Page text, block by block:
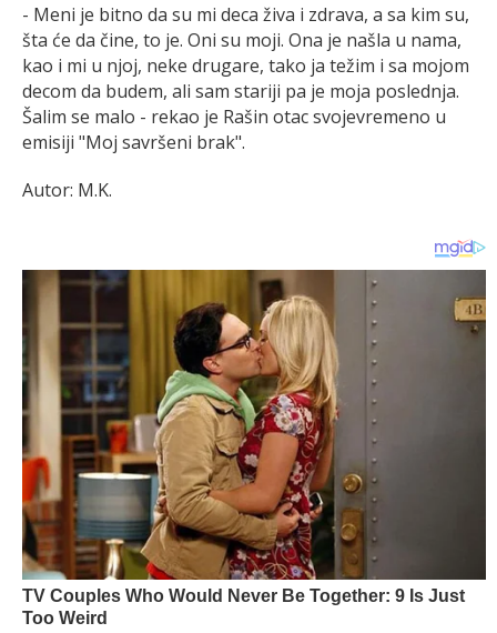
- Meni je bitno da su mi deca živa i zdrava, a sa kim su,
šta će da čine, to je. Oni su moji. Ona je našla u nama,
kao i mi u njoj, neke drugare, tako ja težim i sa mojom
decom da budem, ali sam stariji pa je moja poslednja.
Šalim se malo - rekao je Rašin otac svojevremeno u
emisiji "Moj savršeni brak".
Autor: M.K.